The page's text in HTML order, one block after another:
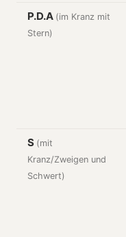
P.D.A (im Kranz mit
Stern)
S (mit
Kranz/Zweigen und
Schwert)